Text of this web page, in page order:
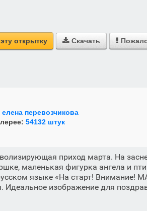
открытку  Скачать 
елена перевозчикова
54132 штук
приход марта. На
маленькая фигурка ангела и
языке «На старт! Внимание!
Идеальное изображение для